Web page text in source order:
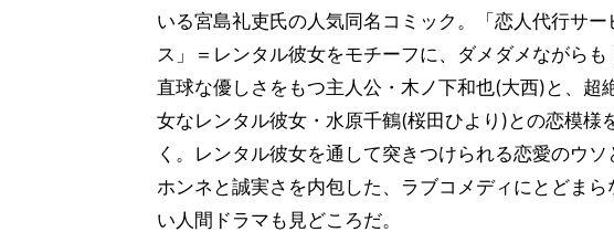
いる宮島礼吏氏の人気同名コミック。「恋人代行サー
ス」＝レンタル彼女をモチーフに、ダメダメながらも
直球な優しさをもつ主人公・木ノ下和也(大西)と、超
女なレンタル彼女・水原千鶴(桜田ひより)との恋模様
く。レンタル彼女を通して突きつけられる恋愛のウソ
ホンネと誠実さを内包した、ラブコメディにとどまら
い人間ドラマも見どころだ。